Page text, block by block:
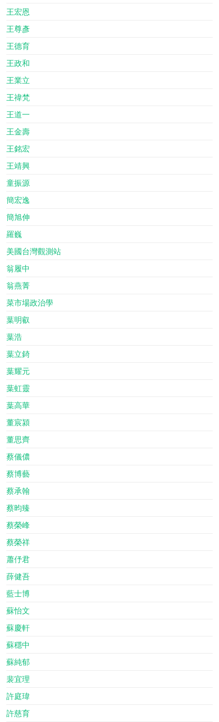
王宏恩
王尊彥
王德育
王政和
王業立
王禕梵
王道一
王金壽
王銘宏
王靖興
童振源
簡宏逸
簡旭伸
羅巍
美國台灣觀測站
翁履中
翁燕菁
菜市場政治學
葉明叡
葉浩
葉立錡
葉耀元
葉虹靈
葉高華
董宸潁
董思齊
蔡儀儂
蔡博藝
蔡承翰
蔡昀臻
蔡榮峰
蔡榮祥
蕭伃君
薛健吾
藍士博
蘇怡文
蘇慶軒
蘇穩中
蘇純郁
裴宜理
許庭瑋
許慈育